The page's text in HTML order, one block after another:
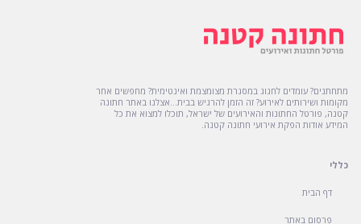
מתחתנים? עומדים לחגוג במסגרת מצומצמת ואינטימית? מחפשים אחר
מקומות ושירותים לאירוע? זה הזמן להרגיש בבית...אצלנו באתר חתונה
קטנה, פורטל החתונות והאירועים של ישראל, תוכלו למצוא את כל
המידע אודות הפקת אירועי חתונה קטנה.
כללי
דף הבית
פרסום באתר